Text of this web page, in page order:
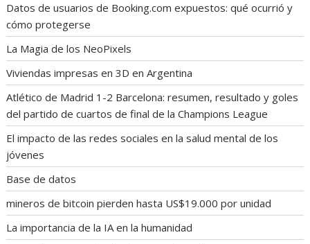
Datos de usuarios de Booking.com expuestos: qué ocurrió y
cómo protegerse
La Magia de los NeoPixels
Viviendas impresas en 3D en Argentina
Atlético de Madrid 1-2 Barcelona: resumen, resultado y goles
del partido de cuartos de final de la Champions League
El impacto de las redes sociales en la salud mental de los
jóvenes
Base de datos
mineros de bitcoin pierden hasta US$19.000 por unidad
La importancia de la IA en la humanidad